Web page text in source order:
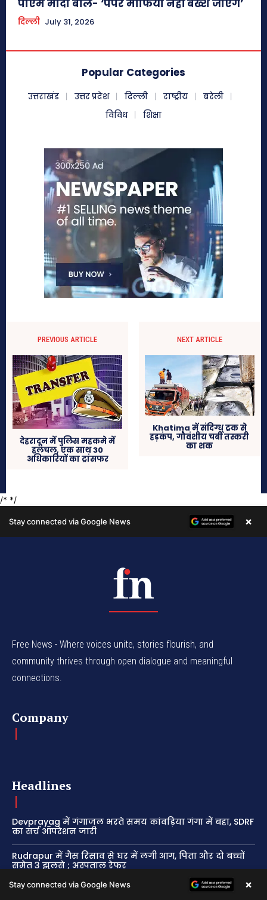
Free News - Where voices unite, stories flourish, and
community thrives through open dialogue and meaningful
connections.
Company
Headlines
Devprayag में गंगाजल भरते समय कांवड़िया गंगा में बहा, SDRF
का सर्च ऑपरेशन जारी
Rudrapur में गैस रिसाव से घर में लगी आग, पिता और दो बच्चों
समेत 3 झुलसे ; अस्पताल रेफर
Dehradun में BJP की गढ़वाल मंडल संगठनात्मक बैठक शुरू,
Stay connected via Google News ×